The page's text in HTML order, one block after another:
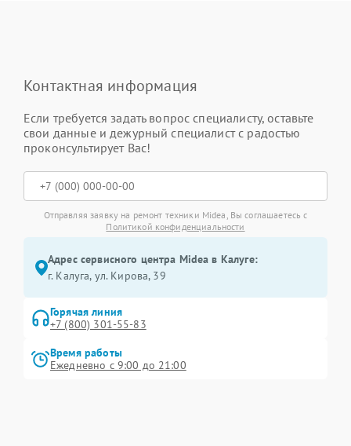
Контактная информация
Если требуется задать вопрос специалисту, оставьте
свои данные и дежурный специалист с радостью
проконсультирует Вас!
Отправляя заявку на ремонт техники Midea, Вы соглашаетесь с
Политикой конфиденциальности
Адрес сервисного центра Midea в Калуге:
г. Калуга, ул. Кирова, 39
Горячая линия
+7 (800) 301-55-83
Время работы
Ежедневно с 9:00 до 21:00